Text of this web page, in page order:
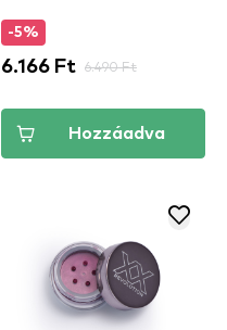
-5%
6.166 Ft 6.490 Ft
Hozzáadva